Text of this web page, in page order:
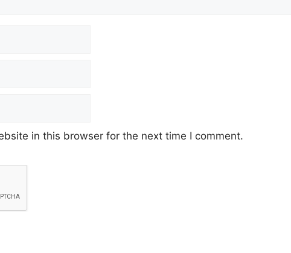
in this browser for the next time I comment.